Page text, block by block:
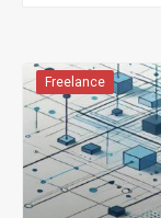
Freelance